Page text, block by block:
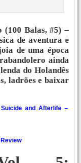
(100 Balas, #5) –
de aventura e
de uma época
ainda
do Holandês
ladrões e baixar
and Afterlife –